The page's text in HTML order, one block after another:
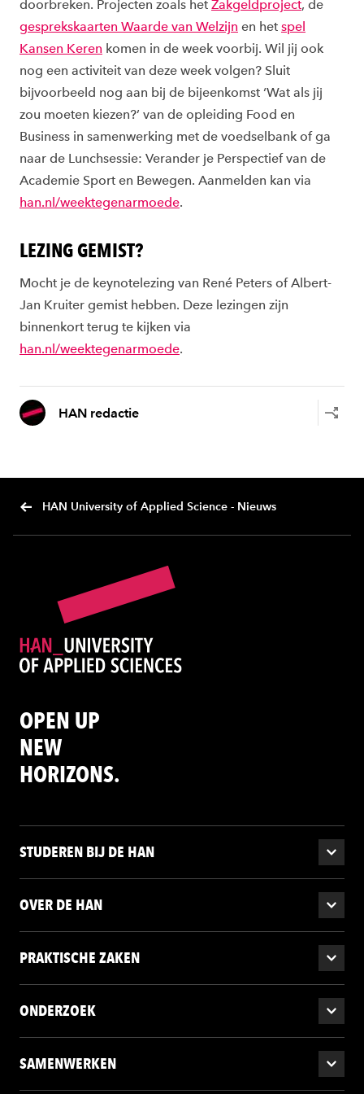
doorbreken. Projecten zoals het Zakgeldproject, de
gesprekskaarten Waarde van Welzijn en het spel
Kansen Keren komen in de week voorbij. Wil jij ook
nog een activiteit van deze week volgen? Sluit
bijvoorbeeld nog aan bij de bijeenkomst ‘Wat als jij
zou moeten kiezen?’ van de opleiding Food en
Business in samenwerking met de voedselbank of ga
naar de Lunchsessie: Verander je Perspectief van de
Academie Sport en Bewegen. Aanmelden kan via
han.nl/weektegenarmoede.
LEZING GEMIST?
Mocht je de keynotelezing van René Peters of Albert-
Jan Kruiter gemist hebben. Deze lezingen zijn
binnenkort terug te kijken via
han.nl/weektegenarmoede.
HAN redactie
HAN University of Applied Science - Nieuws
OPEN UP
NEW
HORIZONS.
STUDEREN BIJ DE HAN
OVER DE HAN
PRAKTISCHE ZAKEN
ONDERZOEK
SAMENWERKEN